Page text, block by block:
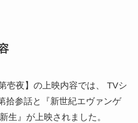
壱夜】の上映内容では、 TVシ
拾参話と『新世紀エヴァンゲ
生』が上映されました。